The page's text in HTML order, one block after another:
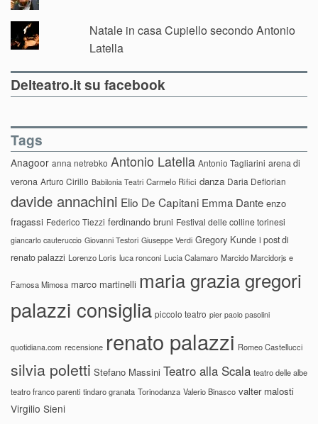
Natale in casa Cupiello secondo Antonio
Latella
Delteatro.it su facebook
Tags
Anagoor anna netrebko Antonio Latella Antonio Tagliarini arena di
verona Arturo Cirillo Babilonia Teatri Carmelo Rifici danza Daria Deflorian
davide annachini Elio De Capitani Emma Dante enzo
fragassi Federico Tiezzi ferdinando bruni Festival delle colline torinesi
giancarlo cauteruccio Giovanni Testori Giuseppe Verdi Gregory Kunde i post di
renato palazzi Lorenzo Loris luca ronconi Lucia Calamaro Marcido Marcidorjs e
Famosa Mimosa marco martinelli maria grazia gregori
palazzi consiglia piccolo teatro pier paolo pasolini
quotidiana.com recensione renato palazzi Romeo Castellucci
silvia poletti Stefano Massini Teatro alla Scala teatro delle albe
teatro franco parenti tindaro granata Torinodanza Valerio Binasco valter malosti
Virgilio Sieni